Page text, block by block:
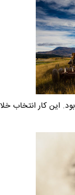
این کار انتخاب